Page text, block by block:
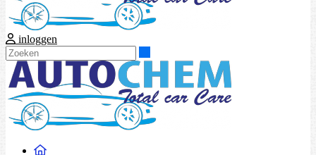
inloggen